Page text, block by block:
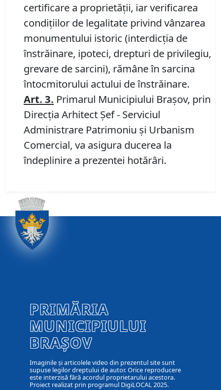
certificare a proprietăţii, iar verificarea
condiţiilor de legalitate privind vânzarea
monumentului istoric (interdicţia de
înstrăinare, ipoteci, drepturi de privilegiu,
grevare de sarcini), rămâne în sarcina
întocmitorului actului de înstrăinare.
Art. 3. Primarul Municipiului Braşov, prin
Direcția Arhitect Șef - Serviciul
Administrare Patrimoniu şi Urbanism
Comercial, va asigura ducerea la
îndeplinire a prezentei hotărâri.
PRIMĂRIA
MUNICIPIULUI
BRAȘOV
Imaginile și articolele video din prezentul site sunt
supuse legilor dreptului de autor. Orice reproducere
este interzisă fără acordul proprietarului acestora.
Proiect realizat prin programul DigiLOCAL 2025.